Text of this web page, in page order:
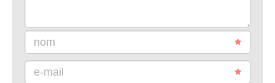
nom
e-mail